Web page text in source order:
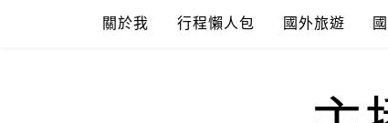
關於我 行程懶人包 國外旅遊